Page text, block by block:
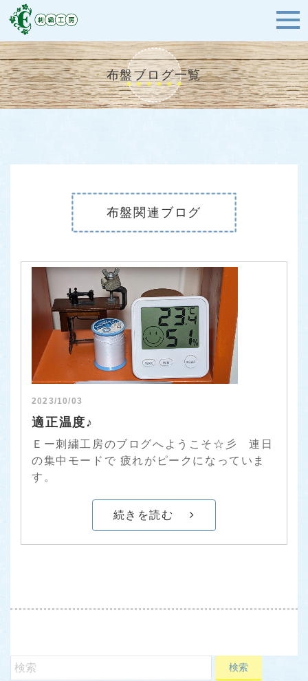
布盤ブログ一覧
布盤関連ブログ
2023/10/03
適正温度♪
Ｅー刺繍工房のブログへようこそ☆彡 連日
の集中モードで 疲れがピークになっていま
す。
続きを読む